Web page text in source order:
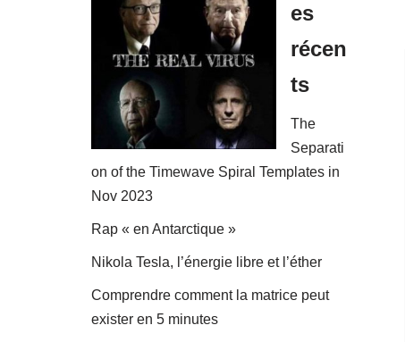
es
récen
ts
The
Separati
on of the Timewave Spiral Templates in
Nov 2023
Rap « en Antarctique »
Nikola Tesla, l’énergie libre et l’éther
Comprendre comment la matrice peut
exister en 5 minutes